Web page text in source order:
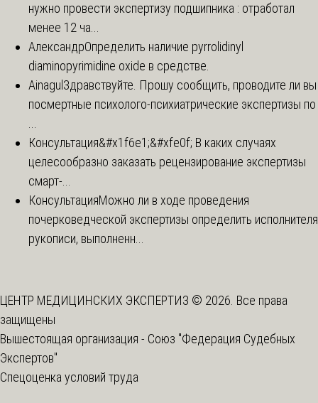
нужно провести экспертизу подшипника : отработал
менее 12 ча...
АлександрОпределить наличие pyrrolidinyl
diaminopyrimidine oxide в средстве.
Ainagul Здравствуйте. Прошу сообщить, проводите ли вы
посмертные психолого-психиатрические экспертизы по
...
Консультация&#x1f6e1;&#xfe0f; В каких случаях
целесообразно заказать рецензирование экспертизы
смарт-...
КонсультацияМожно ли в ходе проведения
почерковедческой экспертизы определить исполнителя
рукописи, выполненн...
ЦЕНТР МЕДИЦИНСКИХ ЭКСПЕРТИЗ © 2026. Все права
защищены
Вышестоящая организация - Союз "Федерация Судебных
Экспертов"
Спецоценка условий труда